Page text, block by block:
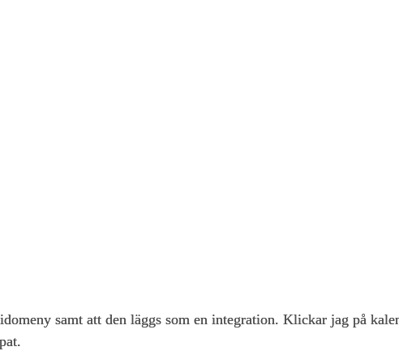
samt att den läggs som en integration. Klickar jag på